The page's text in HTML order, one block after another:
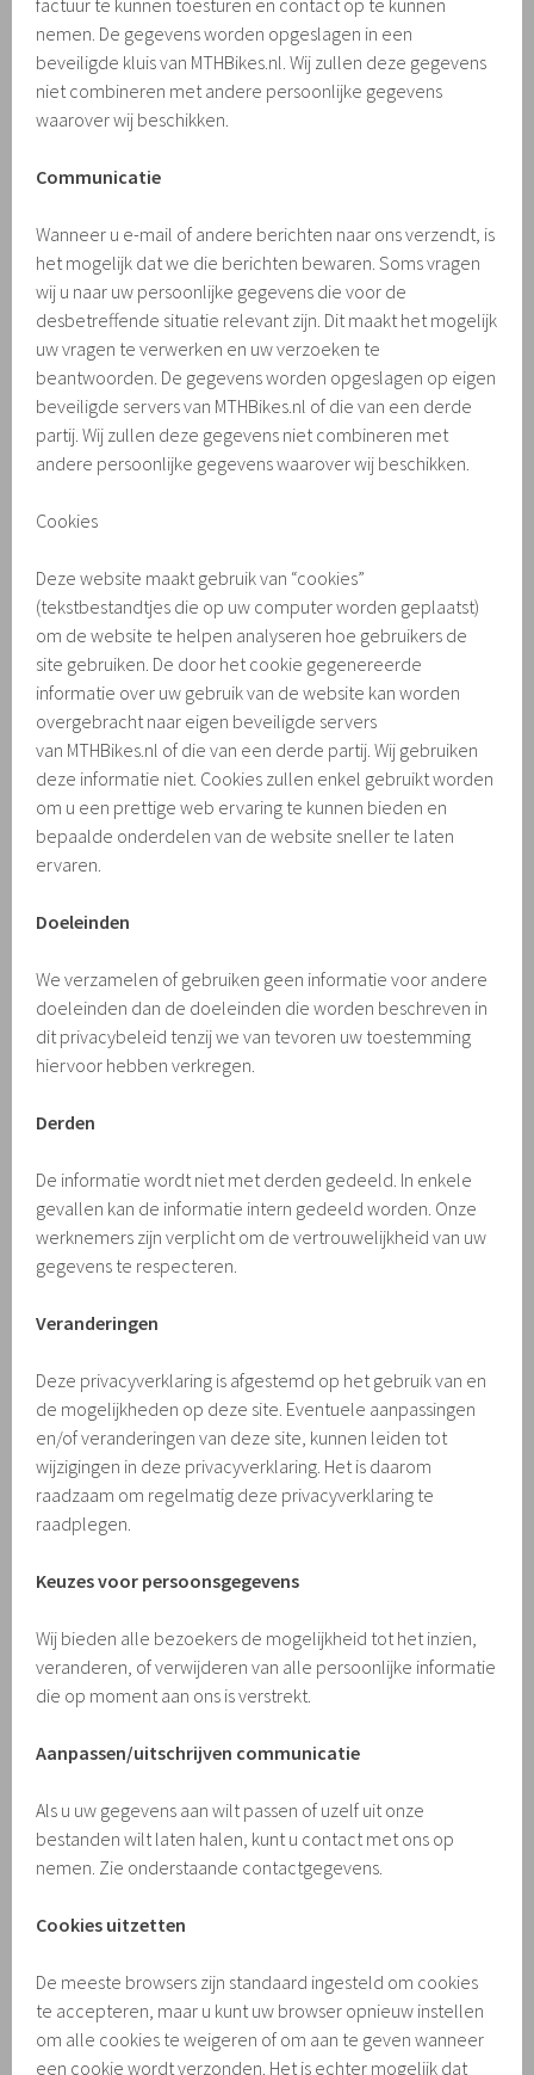
factuur te kunnen toesturen en contact op te kunnen
nemen. De gegevens worden opgeslagen in een
beveiligde kluis van MTHBikes.nl. Wij zullen deze gegevens
niet combineren met andere persoonlijke gegevens
waarover wij beschikken.
Communicatie
Wanneer u e-mail of andere berichten naar ons verzendt, is
het mogelijk dat we die berichten bewaren. Soms vragen
wij u naar uw persoonlijke gegevens die voor de
desbetreffende situatie relevant zijn. Dit maakt het mogelijk
uw vragen te verwerken en uw verzoeken te
beantwoorden. De gegevens worden opgeslagen op eigen
beveiligde servers van MTHBikes.nl of die van een derde
partij. Wij zullen deze gegevens niet combineren met
andere persoonlijke gegevens waarover wij beschikken.
Cookies
Deze website maakt gebruik van “cookies”
(tekstbestandtjes die op uw computer worden geplaatst)
om de website te helpen analyseren hoe gebruikers de
site gebruiken. De door het cookie gegenereerde
informatie over uw gebruik van de website kan worden
overgebracht naar eigen beveiligde servers
van MTHBikes.nl of die van een derde partij. Wij gebruiken
deze informatie niet. Cookies zullen enkel gebruikt worden
om u een prettige web ervaring te kunnen bieden en
bepaalde onderdelen van de website sneller te laten
ervaren.
Doeleinden
We verzamelen of gebruiken geen informatie voor andere
doeleinden dan de doeleinden die worden beschreven in
dit privacybeleid tenzij we van tevoren uw toestemming
hiervoor hebben verkregen.
Derden
De informatie wordt niet met derden gedeeld. In enkele
gevallen kan de informatie intern gedeeld worden. Onze
werknemers zijn verplicht om de vertrouwelijkheid van uw
gegevens te respecteren.
Veranderingen
Deze privacyverklaring is afgestemd op het gebruik van en
de mogelijkheden op deze site. Eventuele aanpassingen
en/of veranderingen van deze site, kunnen leiden tot
wijzigingen in deze privacyverklaring. Het is daarom
raadzaam om regelmatig deze privacyverklaring te
raadplegen.
Keuzes voor persoonsgegevens
Wij bieden alle bezoekers de mogelijkheid tot het inzien,
veranderen, of verwijderen van alle persoonlijke informatie
die op moment aan ons is verstrekt.
Aanpassen/uitschrijven communicatie
Als u uw gegevens aan wilt passen of uzelf uit onze
bestanden wilt laten halen, kunt u contact met ons op
nemen. Zie onderstaande contactgegevens.
Cookies uitzetten
De meeste browsers zijn standaard ingesteld om cookies
te accepteren, maar u kunt uw browser opnieuw instellen
om alle cookies te weigeren of om aan te geven wanneer
een cookie wordt verzonden. Het is echter mogelijk dat